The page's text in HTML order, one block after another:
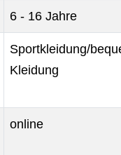
6 - 16 Jahre
Sportkleidung/
Kleidung
online